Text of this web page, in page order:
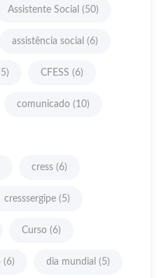
Assistente Social (50)
assistência social (6)
CFESS (6)
comunicado (10)
cress (6)
cresssergipe (5)
Curso (6)
(6) dia mundial (5)